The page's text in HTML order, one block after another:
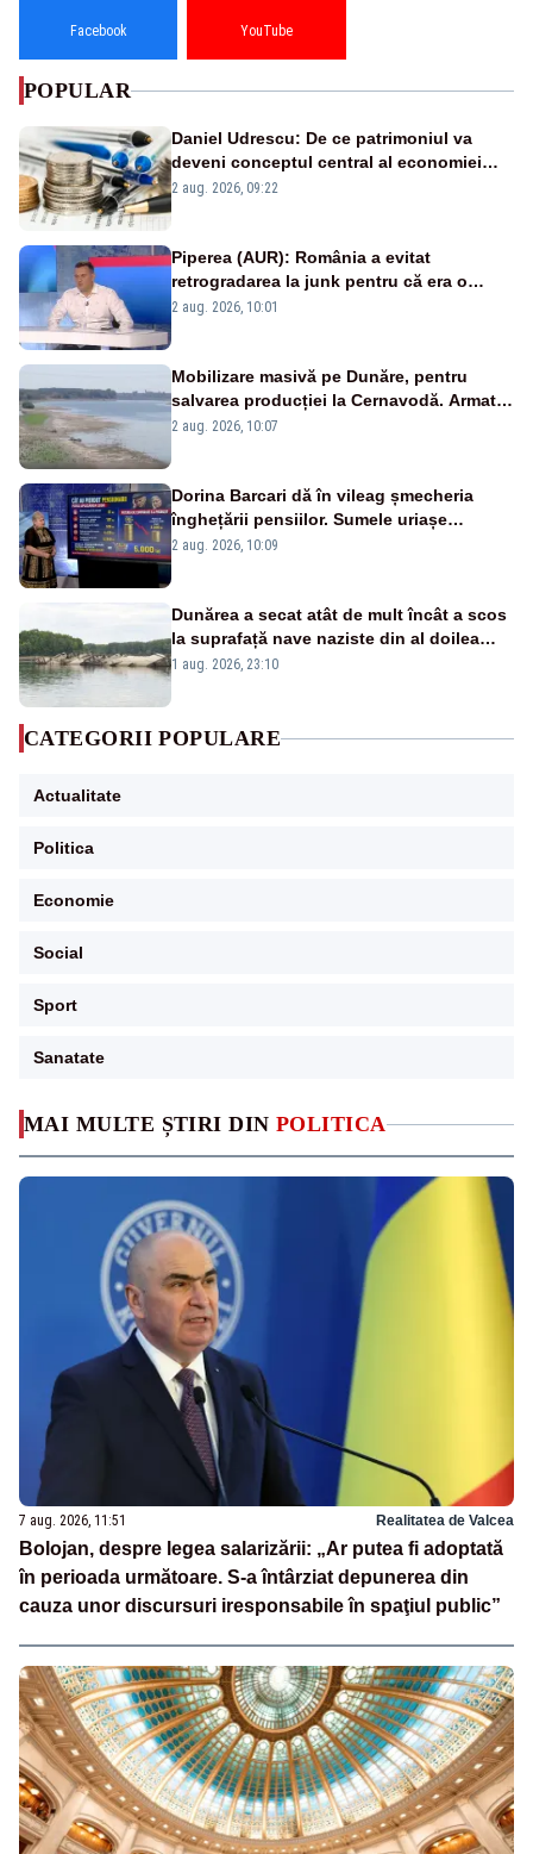
MAI MULTE ȘTIRI DIN POLITICA
7 aug. 2026, 11:51 Realitatea de Valcea
Bolojan, despre legea salarizării: „Ar putea fi adoptată
în perioada următoare. S-a întârziat depunerea din
cauza unor discursuri iresponsabile în spaţiul public”
Facebook YouTube
POPULAR
Daniel Udrescu: De ce patrimoniul va
deveni conceptul central al economiei
viitoare?
2 aug. 2026, 09:22
Piperea (AUR): România a evitat
retrogradarea la junk pentru că era o
catastrofă pentru bănci și fondurile de
2 aug. 2026, 10:01
Mobilizare masivă pe Dunăre, pentru
salvarea producției la Cernavodă. Armata
va detona o stâncă și va devia apa
2 aug. 2026, 10:07
Dorina Barcari dă în vileag șmecheria
înghețării pensiilor. Sumele uriașe
pierdute de fiecare român
2 aug. 2026, 10:09
Dunărea a secat atât de mult încât a scos
la suprafață nave naziste din al doilea
război mondial
1 aug. 2026, 23:10
CATEGORII POPULARE
Actualitate
Politica
Economie
Social
Sport
Sanatate